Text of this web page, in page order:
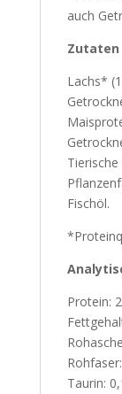
auch
Zutaten
Lachs*
Fischöl.
Protein:
Taurin: